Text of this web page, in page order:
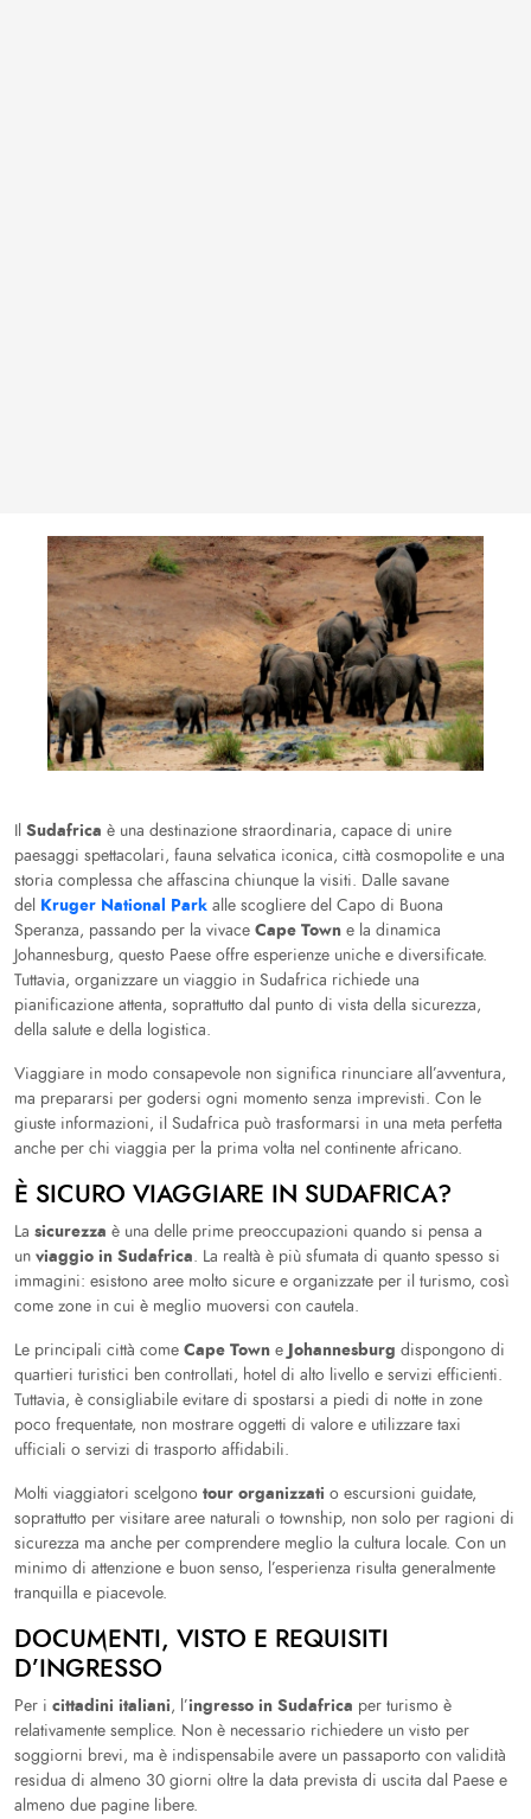
Il Sudafrica è una destinazione straordinaria, capace di unire
paesaggi spettacolari, fauna selvatica iconica, città cosmopolite e una
storia complessa che affascina chiunque la visiti. Dalle savane
del Kruger National Park alle scogliere del Capo di Buona
Speranza, passando per la vivace Cape Town e la dinamica
Johannesburg, questo Paese offre esperienze uniche e diversificate.
Tuttavia, organizzare un viaggio in Sudafrica richiede una
pianificazione attenta, soprattutto dal punto di vista della sicurezza,
della salute e della logistica.
Viaggiare in modo consapevole non significa rinunciare all’avventura,
ma prepararsi per godersi ogni momento senza imprevisti. Con le
giuste informazioni, il Sudafrica può trasformarsi in una meta perfetta
anche per chi viaggia per la prima volta nel continente africano.
È SICURO VIAGGIARE IN SUDAFRICA?
La sicurezza è una delle prime preoccupazioni quando si pensa a
un viaggio in Sudafrica. La realtà è più sfumata di quanto spesso si
immagini: esistono aree molto sicure e organizzate per il turismo, così
come zone in cui è meglio muoversi con cautela.
Le principali città come Cape Town eJohannesburg dispongono di
quartieri turistici ben controllati, hotel di alto livello e servizi efficienti.
Tuttavia, è consigliabile evitare di spostarsi a piedi di notte in zone
poco frequentate, non mostrare oggetti di valore e utilizzare taxi
ufficiali o servizi di trasporto affidabili.
Molti viaggiatori scelgono tour organizzati o escursioni guidate,
soprattutto per visitare aree naturali o township, non solo per ragioni di
sicurezza ma anche per comprendere meglio la cultura locale. Con un
minimo di attenzione e buon senso, l’esperienza risulta generalmente
tranquilla e piacevole.
DOCUMENTI, VISTO E REQUISITI
D’INGRESSO
Per i cittadini italiani, l’ingresso in Sudafrica per turismo è
relativamente semplice. Non è necessario richiedere un visto per
soggiorni brevi, ma è indispensabile avere un passaporto con validità
residua di almeno 30 giorni oltre la data prevista di uscita dal Paese e
almeno due pagine libere.